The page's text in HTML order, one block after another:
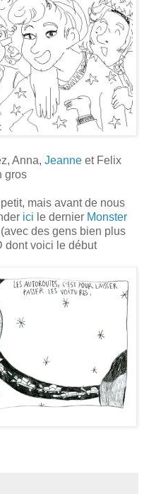
Anna, Jeanneet Felix
gros
mais avant de nous
ici le dernier Monster
des gens bien plus
dont voici le début